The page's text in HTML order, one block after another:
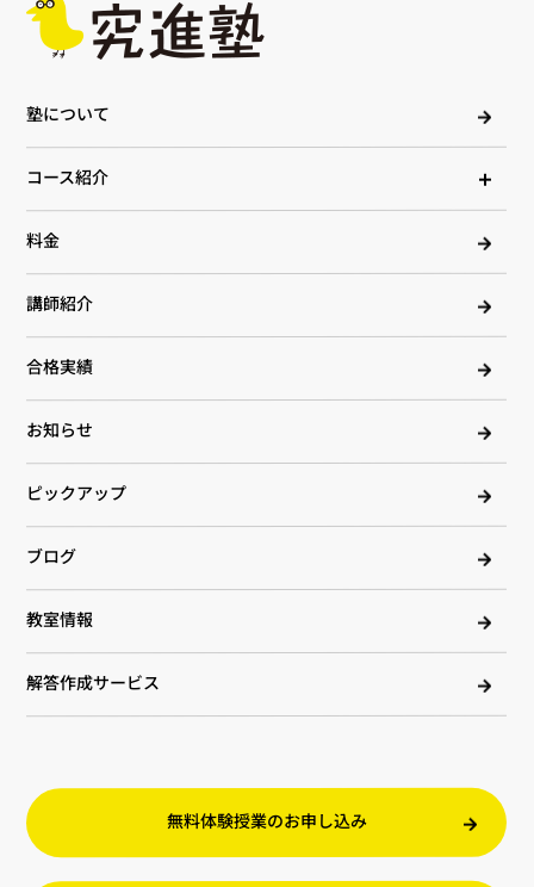
塾について
コース紹介
料金
講師紹介
合格実績
お知らせ
ピックアップ
ブログ
教室情報
解答作成サービス
無料体験授業のお申し込み